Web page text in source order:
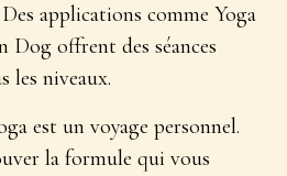
applications comme Yoga
offrent des séances
les niveaux.
est un voyage personnel.
la formule qui vous